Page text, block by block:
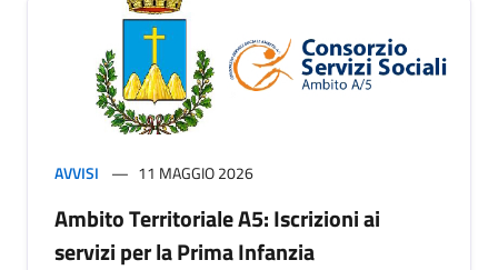
AVVISI 11 MAGGIO 2026
Ambito Territoriale A5: Iscrizioni ai
servizi per la Prima Infanzia